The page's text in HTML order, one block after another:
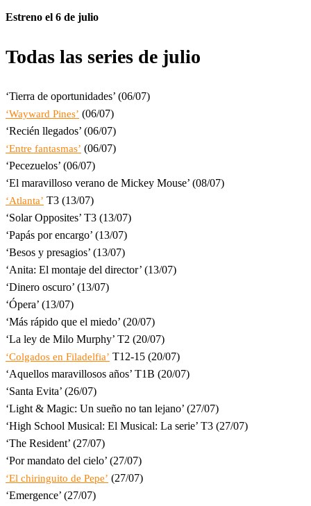
Estreno el 6 de julio
Todas las series de julio
‘Tierra de oportunidades’ (06/07)
‘Wayward Pines’ (06/07)
‘Recién llegados’ (06/07)
‘Entre fantasmas’ (06/07)
‘Pecezuelos’ (06/07)
‘El maravilloso verano de Mickey Mouse’ (08/07)
‘Atlanta’ T3 (13/07)
‘Solar Opposites’ T3 (13/07)
‘Papás por encargo’ (13/07)
‘Besos y presagios’ (13/07)
‘Anita: El montaje del director’ (13/07)
‘Dinero oscuro’ (13/07)
‘Ópera’ (13/07)
‘Más rápido que el miedo’ (20/07)
‘La ley de Milo Murphy’ T2 (20/07)
‘Colgados en Filadelfia’ T12-15 (20/07)
‘Aquellos maravillosos años’ T1B (20/07)
‘Santa Evita’ (26/07)
‘Light & Magic: Un sueño no tan lejano’ (27/07)
‘High School Musical: El Musical: La serie’ T3 (27/07)
‘The Resident’ (27/07)
‘Por mandato del cielo’ (27/07)
‘El chiringuito de Pepe’ (27/07)
‘Emergence’ (27/07)